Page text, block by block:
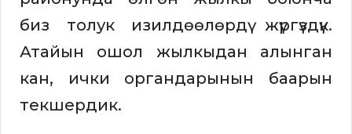
биз толук изилдөөлөрдү жүргүздүк.
Атайын ошол жылкыдан алынган
кан, ички органдарынын баарын
текшердик.